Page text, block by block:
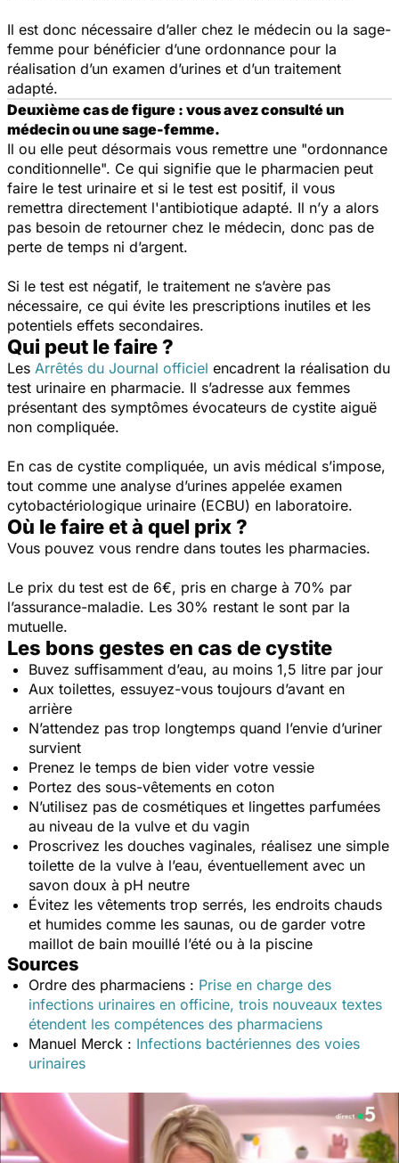
Il est donc nécessaire d’aller chez le médecin ou la sage-
femme pour bénéficier d’une ordonnance pour la
réalisation d’un examen d’urines et d’un traitement
adapté.
Deuxième cas de figure : vous avez consulté un
médecin ou une sage-femme.
Il ou elle peut désormais vous remettre une "ordonnance
conditionnelle". Ce qui signifie que le pharmacien peut
faire le test urinaire et si le test est positif, il vous
remettra directement l'antibiotique adapté. Il n’y a alors
pas besoin de retourner chez le médecin, donc pas de
perte de temps ni d’argent.
Si le test est négatif, le traitement ne s’avère pas
nécessaire, ce qui évite les prescriptions inutiles et les
potentiels effets secondaires.
Qui peut le faire ?
Les Arrêtés du Journal officiel encadrent la réalisation du
test urinaire en pharmacie. Il s’adresse aux femmes
présentant des symptômes évocateurs de cystite aiguë
non compliquée.
En cas de cystite compliquée, un avis médical s’impose,
tout comme une analyse d’urines appelée examen
cytobactériologique urinaire (ECBU) en laboratoire.
Où le faire et à quel prix ?
Vous pouvez vous rendre dans toutes les pharmacies.
Le prix du test est de 6€, pris en charge à 70% par
l’assurance-maladie. Les 30% restant le sont par la
mutuelle.
Les bons gestes en cas de cystite
Buvez suffisamment d’eau, au moins 1,5 litre par jour
Aux toilettes, essuyez-vous toujours d’avant en
arrière
N’attendez pas trop longtemps quand l’envie d’uriner
survient
Prenez le temps de bien vider votre vessie
Portez des sous-vêtements en coton
N’utilisez pas de cosmétiques et lingettes parfumées
au niveau de la vulve et du vagin
Proscrivez les douches vaginales, réalisez une simple
toilette de la vulve à l’eau, éventuellement avec un
savon doux à pH neutre
Évitez les vêtements trop serrés, les endroits chauds
et humides comme les saunas, ou de garder votre
maillot de bain mouillé l’été ou à la piscine
Sources
Ordre des pharmaciens : Prise en charge des
infections urinaires en officine, trois nouveaux textes
étendent les compétences des pharmaciens
Manuel Merck : Infections bactériennes des voies
urinaires